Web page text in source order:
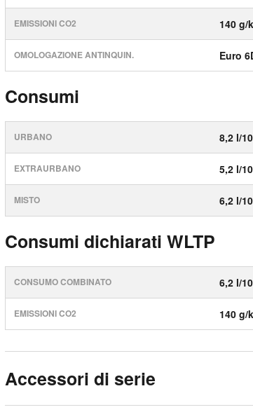
EMISSIONI CO2 140 g/
OMOLOGAZIONE ANTINQUIN. Euro
Consumi
URBANO 8,2 l/
EXTRAURBANO 5,2 l/
MISTO 6,2 l/
Consumi dichiarati WLTP
CONSUMO COMBINATO 6,2 l/
EMISSIONI CO2 140 g/
Accessori di serie